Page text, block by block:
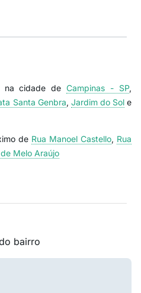
na cidade deCampinas - SP,
Santa Genbra, Jardim do Sole
de Rua Manoel Castello, Rua
Melo Araújo
bairro